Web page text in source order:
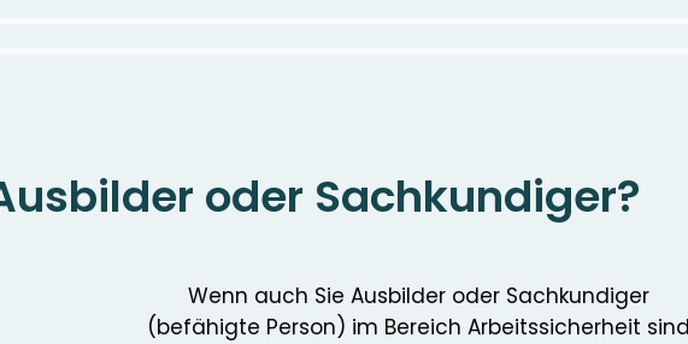
oder Sachkundiger?
Wenn auch Sie Ausbilder oder Sachkundiger
(befähigte Person) im Bereich Arbeitssicherheit